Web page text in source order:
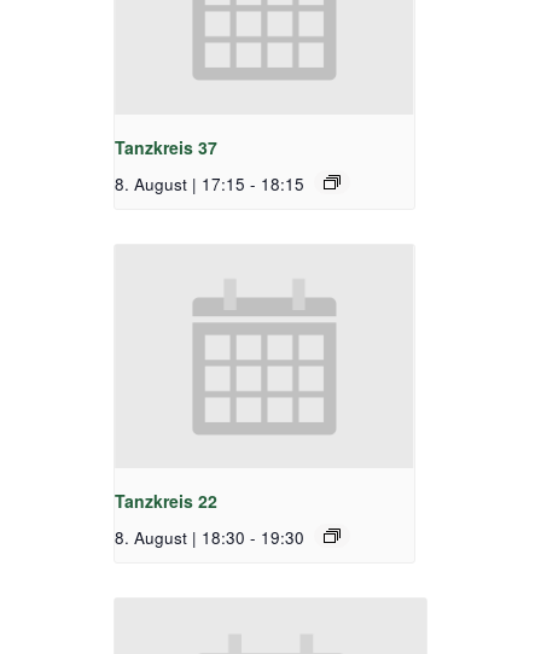
Tanzkreis 37
8. August | 17:15 - 18:15
Tanzkreis 22
8. August | 18:30 - 19:30